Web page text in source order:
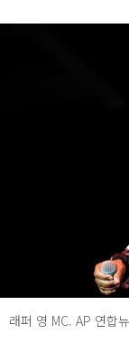
래퍼 영 MC. AP 연합